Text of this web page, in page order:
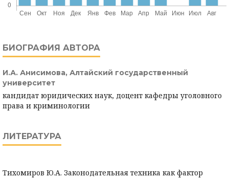
БИОГРАФИЯ АВТОРА
И.А. Анисимова, Алтайский государственный
университет
кандидат юридических наук, доцент кафедры уголовного
права и криминологии
ЛИТЕРАТУРА
Тихомиров Ю.А. Законодательная техника как фактор